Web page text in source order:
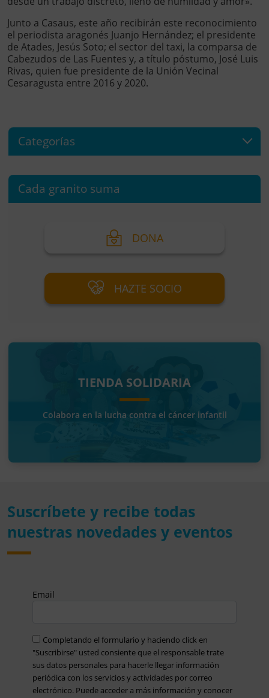
Junto a Casaus, este año recibirán este reconocimiento
el periodista aragonés Juanjo Hernández; el presidente
de Atades, Jesús Soto; el sector del taxi, la comparsa de
Cabezudos de Las Fuentes y, a título póstumo, José Luis
Rivas, quien fue presidente de la Unión Vecinal
Cesaragusta entre 2016 y 2020.
Categorías
Cada granito suma
DONA
HAZTE SOCIO
TIENDA SOLIDARIA
Colabora en la lucha contra el cáncer infantil
Suscríbete y recibe todas
nuestras novedades y eventos
Email
Completando el formulario y haciendo click en
"Suscribirse" usted consiente que el responsable trate
sus datos personales para hacerle llegar información
periódica con los servicios y actividades por correo
electrónico. Puede acceder a más información y conocer